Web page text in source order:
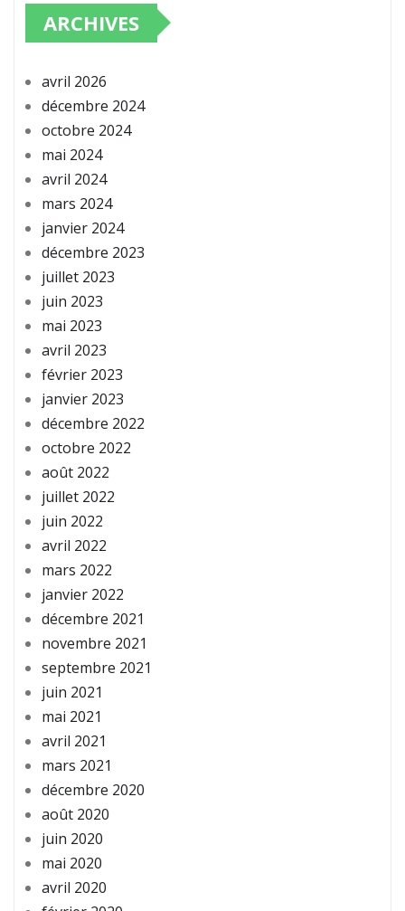
ARCHIVES
avril 2026
décembre 2024
octobre 2024
mai 2024
avril 2024
mars 2024
janvier 2024
décembre 2023
juillet 2023
juin 2023
mai 2023
avril 2023
février 2023
janvier 2023
décembre 2022
octobre 2022
août 2022
juillet 2022
juin 2022
avril 2022
mars 2022
janvier 2022
décembre 2021
novembre 2021
septembre 2021
juin 2021
mai 2021
avril 2021
mars 2021
décembre 2020
août 2020
juin 2020
mai 2020
avril 2020